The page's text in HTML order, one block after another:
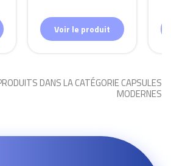
Voir le produit
DANS LA CATÉGORIE CAPSULES
MODERNES